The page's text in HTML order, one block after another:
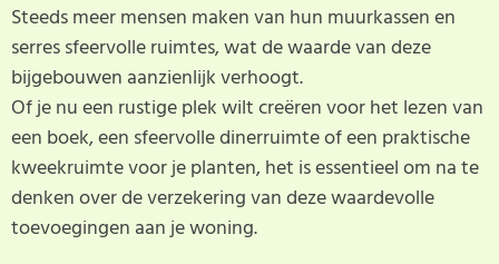
Steeds meer mensen maken van hun muurkassen en
serres sfeervolle ruimtes, wat de waarde van deze
bijgebouwen aanzienlijk verhoogt.
Of je nu een rustige plek wilt creëren voor het lezen van
een boek, een sfeervolle dinerruimte of een praktische
kweekruimte voor je planten, het is essentieel om na te
denken over de verzekering van deze waardevolle
toevoegingen aan je woning.